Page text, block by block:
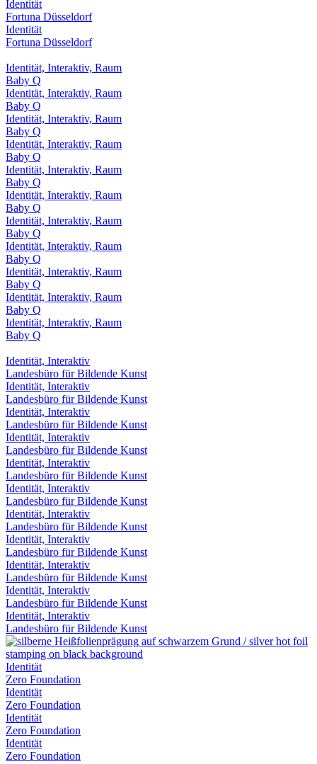
Identität
Fortuna Düsseldorf
Identität
Fortuna Düsseldorf
Identität, Interaktiv, Raum
Baby Q
Identität, Interaktiv, Raum
Baby Q
Identität, Interaktiv, Raum
Baby Q
Identität, Interaktiv, Raum
Baby Q
Identität, Interaktiv, Raum
Baby Q
Identität, Interaktiv, Raum
Baby Q
Identität, Interaktiv, Raum
Baby Q
Identität, Interaktiv, Raum
Baby Q
Identität, Interaktiv, Raum
Baby Q
Identität, Interaktiv, Raum
Baby Q
Identität, Interaktiv, Raum
Baby Q
Identität, Interaktiv
Landesbüro für Bildende Kunst
Identität, Interaktiv
Landesbüro für Bildende Kunst
Identität, Interaktiv
Landesbüro für Bildende Kunst
Identität, Interaktiv
Landesbüro für Bildende Kunst
Identität, Interaktiv
Landesbüro für Bildende Kunst
Identität, Interaktiv
Landesbüro für Bildende Kunst
Identität, Interaktiv
Landesbüro für Bildende Kunst
Identität, Interaktiv
Landesbüro für Bildende Kunst
Identität, Interaktiv
Landesbüro für Bildende Kunst
Identität, Interaktiv
Landesbüro für Bildende Kunst
Identität, Interaktiv
Landesbüro für Bildende Kunst
Identität
Zero Foundation
Identität
Zero Foundation
Identität
Zero Foundation
Identität
Zero Foundation